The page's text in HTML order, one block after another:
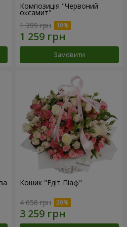
Композиція "Червоний
оксамит"
1 399 грн
Замовити
Кошик "Едіт Піаф"
4 656 грн